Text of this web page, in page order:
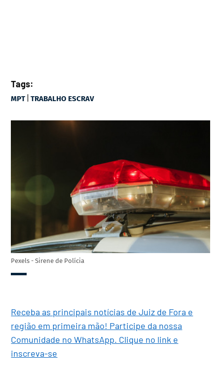
Tags:
MPT |TRABALHO ESCRAV
Pexels - Sirene de Polícia
Receba as principais notícias de Juiz de Fora e
região em primeira mão! Participe da nossa
Comunidade no WhatsApp. Clique no link e
inscreva-se